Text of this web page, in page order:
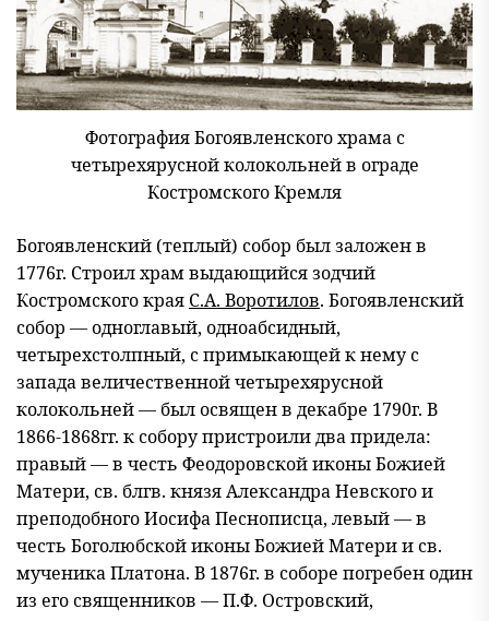
Фотография Богоявленского храма с
четырехярусной колокольней в ограде
Костромского Кремля
Богоявленский (теплый) собор был заложен в
1776г. Строил храм выдающийся зодчий
Костромского края С.А. Воротилов. Богоявленский
собор — одноглавый, одноабсидный,
четырехстолпный, с примыкающей к нему с
запада величественной четырехярусной
колокольней — был освящен в декабре 1790г. В
1866-1868гг. к собору пристроили два придела:
правый — в честь Феодоровской иконы Божией
Матери, св. блгв. князя Александра Невского и
преподобного Иосифа Песнописца, левый — в
честь Боголюбской иконы Божией Матери и св.
мученика Платона. В 1876г. в соборе погребен один
из его священников — П.Ф. Островский,